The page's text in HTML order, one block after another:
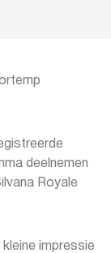
deelnemen
Royale
impressie